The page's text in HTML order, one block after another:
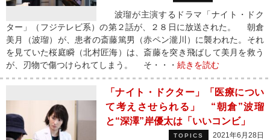
波瑠が主演するドラマ「ナイト・ドク
ター」（フジテレビ系）の第２話が、２８日に放送された。 朝倉
美月（波瑠）が、患者の斎藤篤男（赤ペン瀧川）に襲われた。それ
を見ていた桜庭瞬（北村匠海）は、斎藤を突き飛ばして美月を救う
が、刃物で傷つけられてしまう。 そ・・・ 続きを読む
「ナイト・ドクター」「医療につい
て考えさせられる」 “朝倉”波瑠
と“深澤”岸優太は「いいコンビ」
TOPICS 2021年6月28日